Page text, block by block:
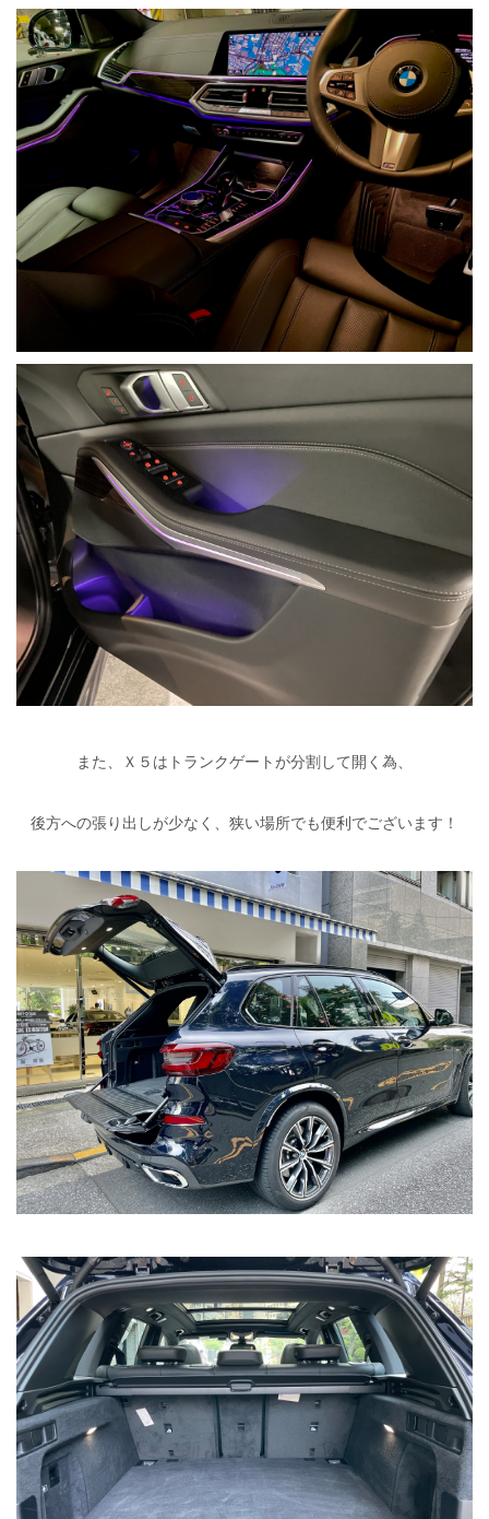
また、Ｘ５はトランクゲートが分割して開く為、
後方への張り出しが少なく、狭い場所でも便利でございます！